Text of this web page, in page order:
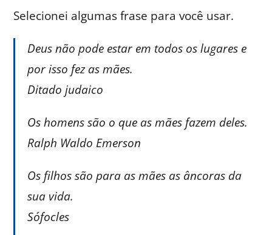
Selecionei algumas frase para você usar.
Deus não pode estar em todos os lugares e
por isso fez as mães.
Ditado judaico
Os homens são o que as mães fazem deles.
Ralph Waldo Emerson
Os filhos são para as mães as âncoras da
sua vida.
Sófocles